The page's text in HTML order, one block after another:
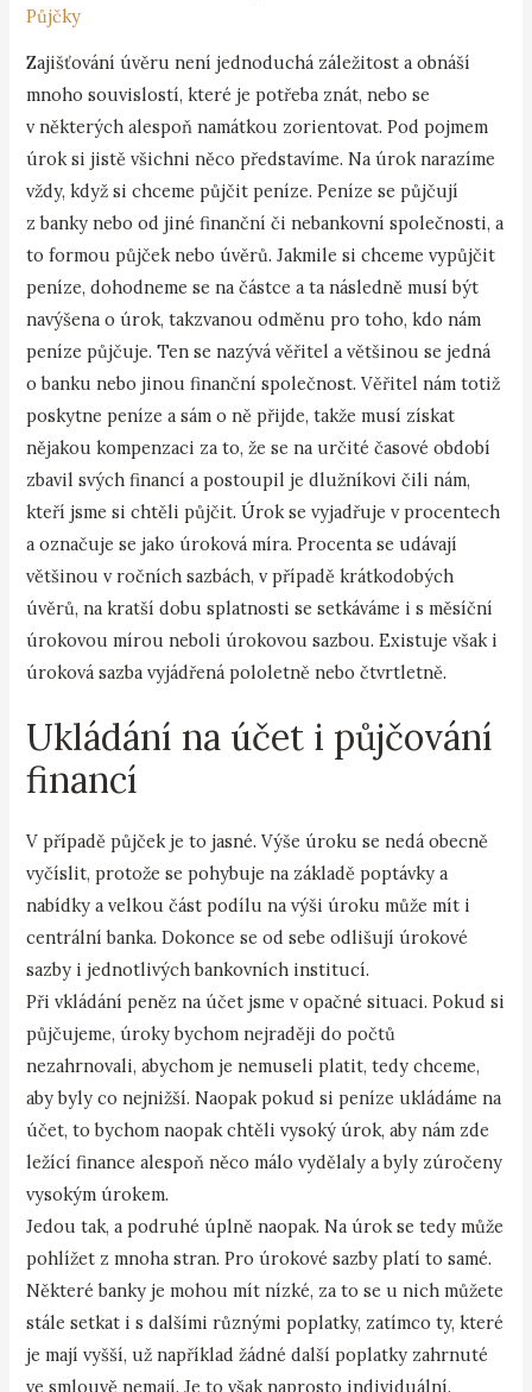
Půjčky
Zajišťování úvěru není jednoduchá záležitost a obnáší
mnoho souvislostí, které je potřeba znát, nebo se
v některých alespoň namátkou zorientovat. Pod pojmem
úrok si jistě všichni něco představíme. Na úrok narazíme
vždy, když si chceme půjčit peníze. Peníze se půjčují
z banky nebo od jiné finanční či nebankovní společnosti, a
to formou půjček nebo úvěrů. Jakmile si chceme vypůjčit
peníze, dohodneme se na částce a ta následně musí být
navýšena o úrok, takzvanou odměnu pro toho, kdo nám
peníze půjčuje. Ten se nazývá věřitel a většinou se jedná
o banku nebo jinou finanční společnost. Věřitel nám totiž
poskytne peníze a sám o ně přijde, takže musí získat
nějakou kompenzaci za to, že se na určité časové období
zbavil svých financí a postoupil je dlužníkovi čili nám,
kteří jsme si chtěli půjčit. Úrok se vyjadřuje v procentech
a označuje se jako úroková míra. Procenta se udávají
většinou v ročních sazbách, v případě krátkodobých
úvěrů, na kratší dobu splatnosti se setkáváme i s měsíční
úrokovou mírou neboli úrokovou sazbou. Existuje však i
úroková sazba vyjádřená pololetně nebo čtvrtletně.
Ukládání na účet i půjčování
financí
V případě půjček je to jasné. Výše úroku se nedá obecně
vyčíslit, protože se pohybuje na základě poptávky a
nabídky a velkou část podílu na výši úroku může mít i
centrální banka. Dokonce se od sebe odlišují úrokové
sazby i jednotlivých bankovních institucí.
Při vkládání peněz na účet jsme v opačné situaci. Pokud si
půjčujeme, úroky bychom nejraději do počtů
nezahrnovali, abychom je nemuseli platit, tedy chceme,
aby byly co nejnižší. Naopak pokud si peníze ukládáme na
účet, to bychom naopak chtěli vysoký úrok, aby nám zde
ležící finance alespoň něco málo vydělaly a byly zúročeny
vysokým úrokem.
Jedou tak, a podruhé úplně naopak. Na úrok se tedy může
pohlížet z mnoha stran. Pro úrokové sazby platí to samé.
Některé banky je mohou mít nízké, za to se u nich můžete
stále setkat i s dalšími různými poplatky, zatímco ty, které
je mají vyšší, už například žádné další poplatky zahrnuté
ve smlouvě nemají. Je to však naprosto individuální.